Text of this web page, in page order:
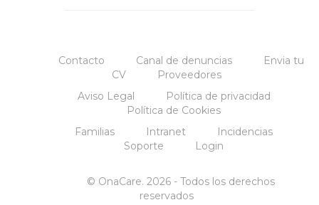
Contacto Canal de denuncias
Envia tu
CV
Proveedores
Aviso Legal
Política de privacidad
Política de Cookies
Familias
Intranet
Incidencias
Soporte
Login
© OnaCare. 2026 - Todos los derechos
reservados